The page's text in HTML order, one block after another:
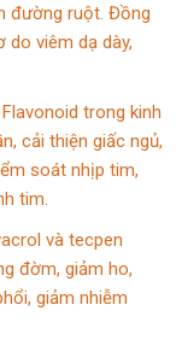
đường ruột. Đồng
viêm dạ dày,
Flavonoid trong kinh
cải thiện giấc ngủ,
soát nhịp tim,
tim.
và tecpen
đờm, giảm ho,
giảm nhiễm